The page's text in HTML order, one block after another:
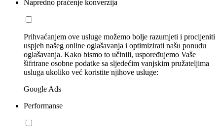
Napredno praćenje konverzija
Prihvaćanjem ove usluge možemo bolje razumjeti i procijeniti
uspjeh našeg online oglašavanja i optimizirati našu ponudu
oglašavanja. Kako bismo to učinili, uspoređujemo Vaše
šifrirane osobne podatke sa sljedećim vanjskim pružateljima
usluga ukoliko već koristite njihove usluge:
Google Ads
Performanse